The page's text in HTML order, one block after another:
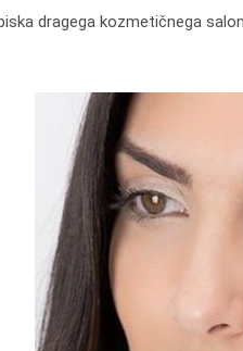
dragega kozmetičnega